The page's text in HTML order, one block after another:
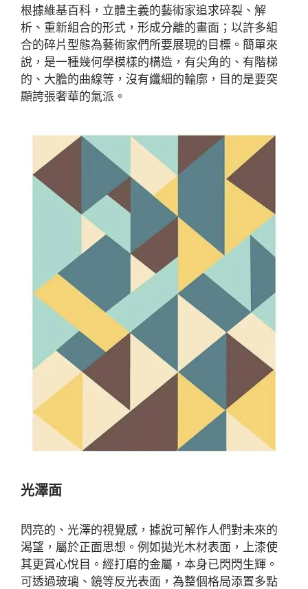
根據維基百科，立體主義的藝術家追求碎裂、解
析、重新組合的形式，形成分離的畫面；以許多組
合的碎片型態為藝術家們所要展現的目標。簡單來
說，是一種幾何學模樣的構造，有尖角的、有階梯
的、大膽的曲線等，沒有纖細的輪廓，目的是要突
顯誇張奢華的氣派。
光澤面
閃亮的、光澤的視覺感，據說可解作人們對未來的
渴望，屬於正面思想。例如拋光木材表面，上漆使
其更賞心悅目。經打磨的金屬，本身已閃閃生輝。
可透過玻璃、鏡等反光表面，為整個格局添置多點